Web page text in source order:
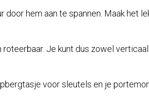
hem aan te spannen. Maak het
Je kunt dus zowel
voor sleutels en je